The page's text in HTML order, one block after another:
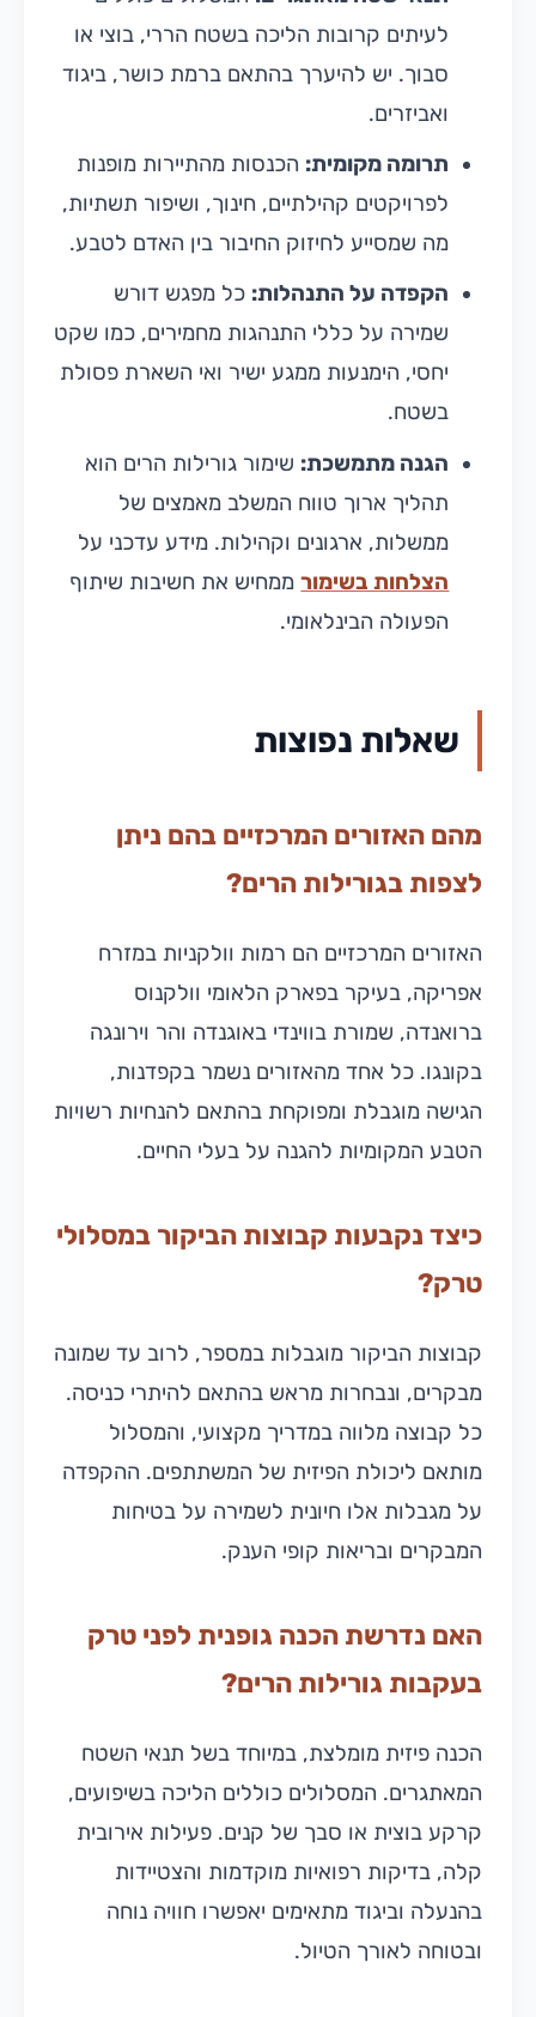
לעיתים קרובות הליכה בשטח הררי, בוצי או
סבוך. יש להיערך בהתאם ברמת כושר, ביגוד
ואביזרים.
תרומה מקומית: הכנסות מהתיירות מופנות
לפרויקטים קהילתיים, חינוך, ושיפור תשתיות,
מה שמסייע לחיזוק החיבור בין האדם לטבע.
הקפדה על התנהלות: כל מפגש דורש
שמירה על כללי התנהגות מחמירים, כמו שקט
יחסי, הימנעות ממגע ישיר ואי השארת פסולת
בשטח.
הגנה מתמשכת: שימור גורילות הרים הוא
תהליך ארוך טווח המשלב מאמצים של
ממשלות, ארגונים וקהילות. מידע עדכני על
הצלחות בשימורממחיש את חשיבות שיתוף
הפעולה הבינלאומי.
שאלות נפוצות
מהם האזורים המרכזיים בהם ניתן
לצפות בגורילות הרים?
האזורים המרכזיים הם רמות וולקניות במזרח
אפריקה, בעיקר בפארק הלאומי וולקנוס
ברואנדה, שמורת בווינדי באוגנדה והר וירונגה
בקונגו. כל אחד מהאזורים נשמר בקפדנות,
הגישה מוגבלת ומפוקחת בהתאם להנחיות רשויות
הטבע המקומיות להגנה על בעלי החיים.
כיצד נקבעות קבוצות הביקור במסלולי
טרק?
קבוצות הביקור מוגבלות במספר, לרוב עד שמונה
מבקרים, ונבחרות מראש בהתאם להיתרי כניסה.
כל קבוצה מלווה במדריך מקצועי, והמסלול
מותאם ליכולת הפיזית של המשתתפים. ההקפדה
על מגבלות אלו חיונית לשמירה על בטיחות
המבקרים ובריאות קופי הענק.
האם נדרשת הכנה גופנית לפני טרק
בעקבות גורילות הרים?
הכנה פיזית מומלצת, במיוחד בשל תנאי השטח
המאתגרים. המסלולים כוללים הליכה בשיפועים,
קרקע בוצית או סבך של קנים. פעילות אירובית
קלה, בדיקות רפואיות מוקדמות והצטיידות
בהנעלה וביגוד מתאימים יאפשרו חוויה נוחה
ובטוחה לאורך הטיול.